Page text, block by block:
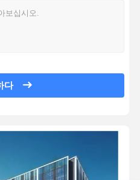
스, 모듈식 마이크로 맞춤형 방음 하
용한 공간, 음악, 피아노, 악기, 라이
& 호텔 조용한 공간 음악 피아노 악
리 차단실 시로 협상실
다